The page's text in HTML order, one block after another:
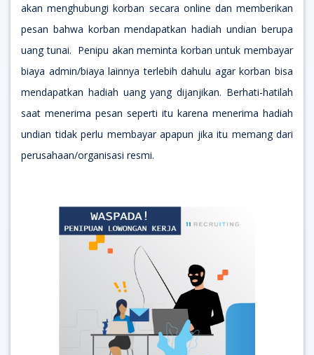
akan menghubungi korban secara online dan memberikan
pesan bahwa korban mendapatkan hadiah undian berupa
uang tunai. Penipu akan meminta korban untuk membayar
biaya admin/biaya lainnya terlebih dahulu agar korban bisa
mendapatkan hadiah uang yang dijanjikan. Berhati-hatilah
saat menerima pesan seperti itu karena menerima hadiah
undian tidak perlu membayar apapun jika itu memang dari
perusahaan/organisasi resmi.